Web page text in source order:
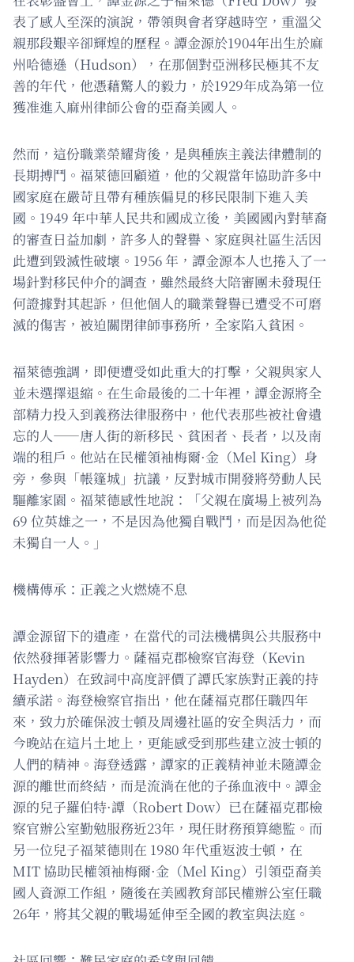
表了感人至深的演說，帶領與會者穿越時空，重溫父
親那段艱辛卻輝煌的歷程。譚金源於1904年出生於麻
州哈德遜（Hudson），在那個對亞洲移民極其不友
善的年代，他憑藉驚人的毅力，於1929年成為第一位
獲准進入麻州律師公會的亞裔美國人。
然而，這份職業榮耀背後，是與種族主義法律體制的
長期搏鬥。福萊德回顧道，他的父親當年協助許多中
國家庭在嚴苛且帶有種族偏見的移民限制下進入美
國。1949 年中華人民共和國成立後，美國國內對華裔
的審查日益加劇，許多人的聲譽、家庭與社區生活因
此遭到毀滅性破壞。1956 年，譚金源本人也捲入了一
場針對移民仲介的調查，雖然最終大陪審團未發現任
何證據對其起訴，但他個人的職業聲譽已遭受不可磨
滅的傷害，被迫關閉律師事務所，全家陷入貧困。
福萊德強調，即便遭受如此重大的打擊，父親與家人
並未選擇退縮。在生命最後的二十年裡，譚金源將全
部精力投入到義務法律服務中，他代表那些被社會遺
忘的人——唐人街的新移民、貧困者、長者，以及南
端的租戶。他站在民權領袖梅爾·金（Mel King）身
旁，參與「帳篷城」抗議，反對城市開發將勞動人民
驅離家園。福萊德感性地說：「父親在廣場上被列為
69 位英雄之一，不是因為他獨自戰鬥，而是因為他從
未獨自一人。」
機構傳承：正義之火燃燒不息
譚金源留下的遺產，在當代的司法機構與公共服務中
依然發揮著影響力。薩福克郡檢察官海登（Kevin
Hayden）在致詞中高度評價了譚氏家族對正義的持
續承諾。海登檢察官指出，他在薩福克郡任職四年
來，致力於確保波士頓及周邊社區的安全與活力，而
今晚站在這片土地上，更能感受到那些建立波士頓的
人們的精神。海登透露，譚家的正義精神並未隨譚金
源的離世而終結，而是流淌在他的子孫血液中。譚金
源的兒子羅伯特·譚（Robert Dow）已在薩福克郡檢
察官辦公室勤勉服務近23年，現任財務預算總監。而
另一位兒子福萊德則在 1980 年代重返波士頓，在
MIT 協助民權領袖梅爾·金（Mel King）引領亞裔美
國人資源工作組，隨後在美國教育部民權辦公室任職
26年，將其父親的戰場延伸至全國的教室與法庭。